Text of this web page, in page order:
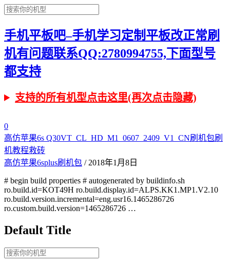
手机平板吧–手机学习定制平板改正常刷
机有问题联系QQ:2780994755,下面型号
都支持
支持的所有机型点击这里(再次点击隐藏)
0
高仿苹果6s Q30VT_CL_HD_M1_0607_2409_V1_CN刷机包刷
机教程救砖
高仿苹果6splus刷机包 / 2018年1月8日
# begin build properties # autogenerated by buildinfo.sh
ro.build.id=KOT49H ro.build.display.id=ALPS.KK1.MP1.V2.10
ro.build.version.incremental=eng.usr16.1465286726
ro.custom.build.version=1465286726 …
Default Title